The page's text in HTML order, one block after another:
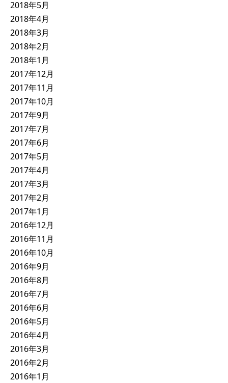
2018年5月
2018年4月
2018年3月
2018年2月
2018年1月
2017年12月
2017年11月
2017年10月
2017年9月
2017年7月
2017年6月
2017年5月
2017年4月
2017年3月
2017年2月
2017年1月
2016年12月
2016年11月
2016年10月
2016年9月
2016年8月
2016年7月
2016年6月
2016年5月
2016年4月
2016年3月
2016年2月
2016年1月